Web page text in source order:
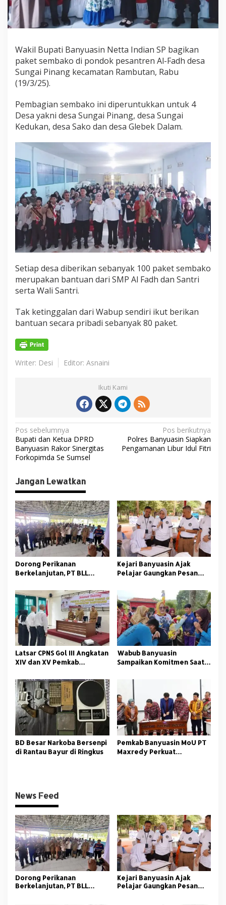
k
a
n
S
m
b
k
n
t
u
k
E
D
e
s
a
Wakil Bupati Banyuasin Netta Indian SP bagikan
paket sembako di pondok pesantren Al-Fadh desa
Sungai Pinang kecamatan Rambutan, Rabu
(19/3/25).
Pembagian sembako ini diperuntukkan untuk 4
Desa yakni desa Sungai Pinang, desa Sungai
Kedukan, desa Sako dan desa Glebek Dalam.
Setiap desa diberikan sebanyak 100 paket sembako
merupakan bantuan dari SMP Al Fadh dan Santri
serta Wali Santri.
Tak ketinggalan dari Wabup sendiri ikut berikan
bantuan secara pribadi sebanyak 80 paket.
Writer: Desi Editor: Asnaini
Ikuti Kami
N
a
v
i
g
a
s
i
p
o
s
Pos sebelumnya
Bupati dan Ketua DPRD
Banyuasin Rakor Sinergitas
Forkopimda Se Sumsel
Pos berikutnya
Polres Banyuasin Siapkan
Pengamanan Libur Idul Fitri
Jangan Lewatkan
Dorong Perikanan
Berkelanjutan, PT BLL
dengan Pelatihan Alat
Tangkap
Kejari Banyuasin Ajak
Pelajar Gaungkan Pesan
Latsar CPNS Gol III Angkatan
XIV dan XV Pemkab
Wabub Banyuasin
Sampaikan Komitmen Saat
Nasional
BD Besar Narkoba Bersenpi
di Rantau Bayur di Ringkus
Pemkab Banyuasin MoU PT
Maxredy Perkuat
News Feed
Dorong Perikanan
Berkelanjutan, PT BLL
Kejari Banyuasin Ajak
Pelajar Gaungkan Pesan